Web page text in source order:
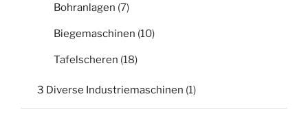
Bohranlagen (7)
Biegemaschinen (10)
Tafelscheren (18)
3 Diverse Industriemaschinen (1)